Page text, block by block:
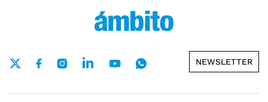
NEWSLETTER